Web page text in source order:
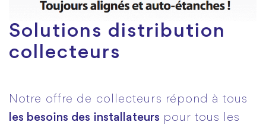
Solutions distribution
collecteurs
Notre offre de collecteurs répond à tous
les besoins des installateurs pour tous les